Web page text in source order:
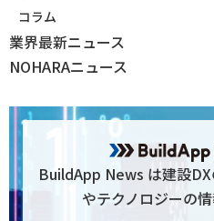
コラム
業界最新ニュース
NOHARAニュース
BuildApp News は建設
やテクノロジーの情